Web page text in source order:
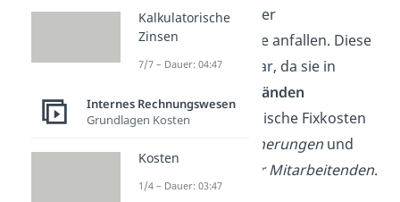
unabhängigvon der
Produktionsmenge anfallen. Diese
Kosten sind planbar, da sie in
festgelegten Abständen
wiederkehren. Typische Fixkosten
Versicherungenund
Grundgehälter der Mitarbeitenden.
Kalkulatorische
Zinsen
7/7 – Dauer: 04:47
Internes Rechnungswesen
Grundlagen Kosten
Kosten
1/4 – Dauer: 03:47